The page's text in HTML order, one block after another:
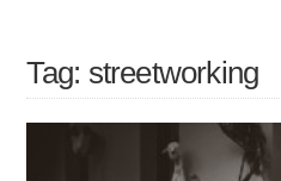
Tag: streetworking